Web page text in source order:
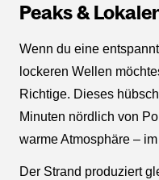
Peaks &
Wenn du eine
lockeren Wellen
Richtige. Dieses
Minuten nördlich von
warme Atmosphäre –
Der Strand produziert